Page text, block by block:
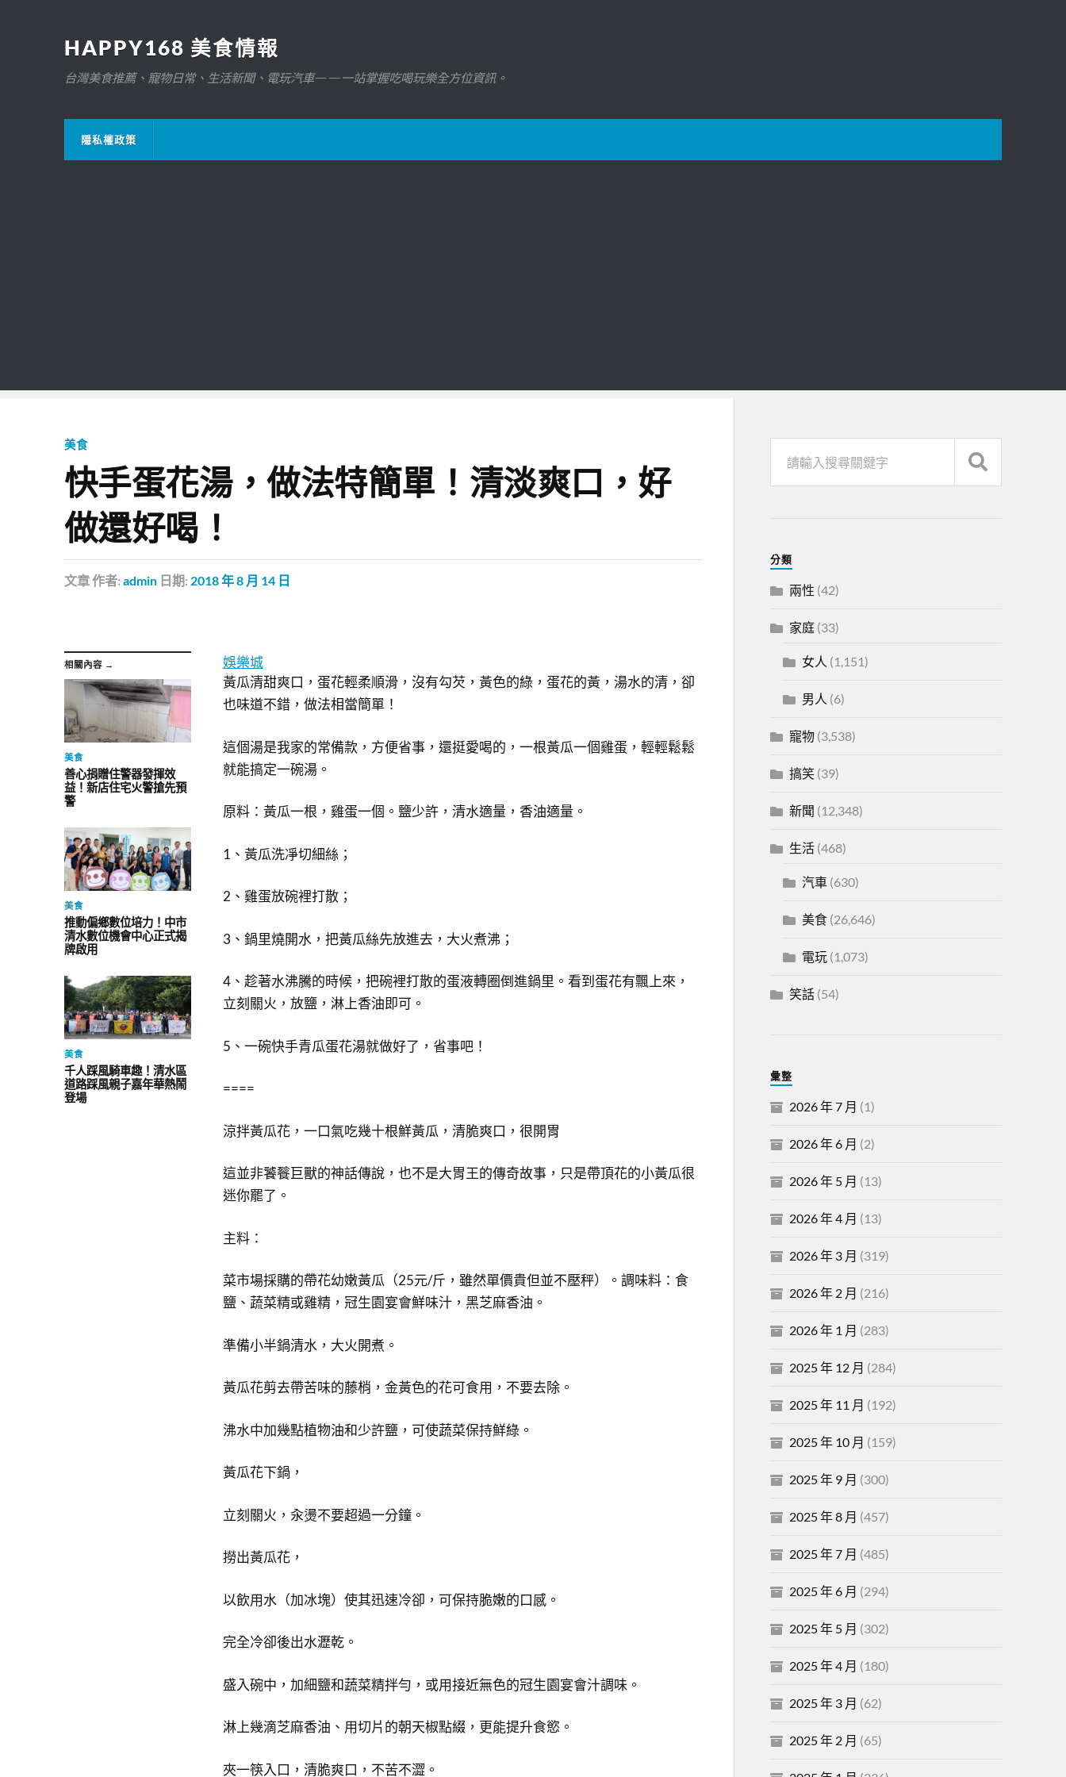
HAPPY168 美食情報
台灣美食推薦、寵物日常、生活新聞、電玩汽車——一站掌握吃喝玩樂全方位資訊。
隱私權政策
美食
快手蛋花湯，做法特簡單！清淡爽口，好
做還好喝！
文章作者: admin 日期: 2018 年 8 月 14 日
相關內容 →
美食
善心捐贈住警器發揮效
益！新店住宅火警搶先預
警
美食
推動偏鄉數位培力！中市
清水數位機會中心正式揭
牌啟用
美食
千人踩風騎車趣！清水區
道路踩風親子嘉年華熱鬧
登場
娛樂城
黃瓜清甜爽口，蛋花輕柔順滑，沒有勾芡，黃色的綠，蛋花的黃，湯水的清，卻
也味道不錯，做法相當簡單！
這個湯是我家的常備款，方便省事，還挺愛喝的，一根黃瓜一個雞蛋，輕輕鬆鬆
就能搞定一碗湯。
原料：黃瓜一根，雞蛋一個。鹽少許，清水適量，香油適量。
1、黃瓜洗凈切細絲；
2、雞蛋放碗裡打散；
3、鍋里燒開水，把黃瓜絲先放進去，大火煮沸；
4、趁著水沸騰的時候，把碗裡打散的蛋液轉圈倒進鍋里。看到蛋花有飄上來，
立刻關火，放鹽，淋上香油即可。
5、一碗快手青瓜蛋花湯就做好了，省事吧！
====
涼拌黃瓜花，一口氣吃幾十根鮮黃瓜，清脆爽口，很開胃
這並非饕餮巨獸的神話傳說，也不是大胃王的傳奇故事，只是帶頂花的小黃瓜很
迷你罷了。
主料：
菜市場採購的帶花幼嫩黃瓜（25元/斤，雖然單價貴但並不壓秤）。調味料：食
鹽、蔬菜精或雞精，冠生園宴會鮮味汁，黑芝麻香油。
準備小半鍋清水，大火開煮。
黃瓜花剪去帶苦味的藤梢，金黃色的花可食用，不要去除。
沸水中加幾點植物油和少許鹽，可使蔬菜保持鮮綠。
黃瓜花下鍋，
立刻關火，汆燙不要超過一分鐘。
撈出黃瓜花，
以飲用水（加冰塊）使其迅速冷卻，可保持脆嫩的口感。
完全冷卻後出水瀝乾。
盛入碗中，加細鹽和蔬菜精拌勻，或用接近無色的冠生園宴會汁調味。
淋上幾滴芝麻香油、用切片的朝天椒點綴，更能提升食慾。
夾一筷入口，清脆爽口，不苦不澀。
分類
兩性 (42)
家庭(33)
女人 (1,151)
男人 (6)
寵物(3,538)
搞笑(39)
新聞 (12,348)
生活(468)
汽車(630)
美食(26,646)
電玩(1,073)
笑話(54)
彙整
2026 年 7 月 (1)
2026 年 6 月 (2)
2026 年 5 月 (13)
2026 年 4 月 (13)
2026 年 3 月 (319)
2026 年 2 月 (216)
2026 年 1 月 (283)
2025 年 12 月 (284)
2025 年 11 月 (192)
2025 年 10 月 (159)
2025 年 9 月 (300)
2025 年 8 月 (457)
2025 年 7 月 (485)
2025 年 6 月 (294)
2025 年 5 月 (302)
2025 年 4 月 (180)
2025 年 3 月 (62)
2025 年 2 月 (65)